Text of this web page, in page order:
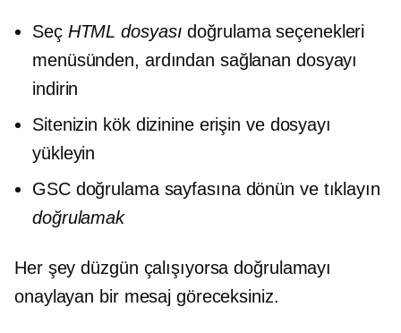
Seç HTML dosyası doğrulama seçenekleri
menüsünden, ardından sağlanan dosyayı
indirin
Sitenizin kök dizinine erişin ve dosyayı
yükleyin
GSC doğrulama sayfasına dönün ve tıklayın
doğrulamak
Her şey düzgün çalışıyorsa doğrulamayı
onaylayan bir mesaj göreceksiniz.